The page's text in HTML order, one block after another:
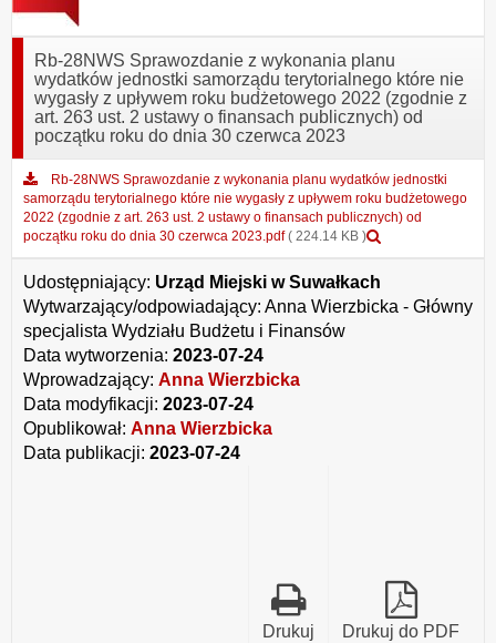
Rb-28NWS Sprawozdanie z wykonania planu
wydatków jednostki samorządu terytorialnego które nie
wygasły z upływem roku budżetowego 2022 (zgodnie z
art. 263 ust. 2 ustawy o finansach publicznych) od
początku roku do dnia 30 czerwca 2023
Rb-28NWS Sprawozdanie z wykonania planu wydatków jednostki
samorządu terytorialnego które nie wygasły z upływem roku budżetowego
2022 (zgodnie z art. 263 ust. 2 ustawy o finansach publicznych) od
początku roku do dnia 30 czerwca 2023.pdf ( 224.14 KB )
załącznika
Sprawozdanie
2022
(zgodnie
z
Udostępniający: Urząd Miejski w Suwałkach
Wytwarzający/odpowiadający: Anna Wierzbicka - Główny
specjalista Wydziału Budżetu i Finansów
Data wytworzenia: 2023-07-24
Wprowadzający: Anna Wierzbicka
Data modyfikacji: 2023-07-24
Opublikował: Anna Wierzbicka
Data publikacji: 2023-07-24
Drukuj do PDF
Drukuj